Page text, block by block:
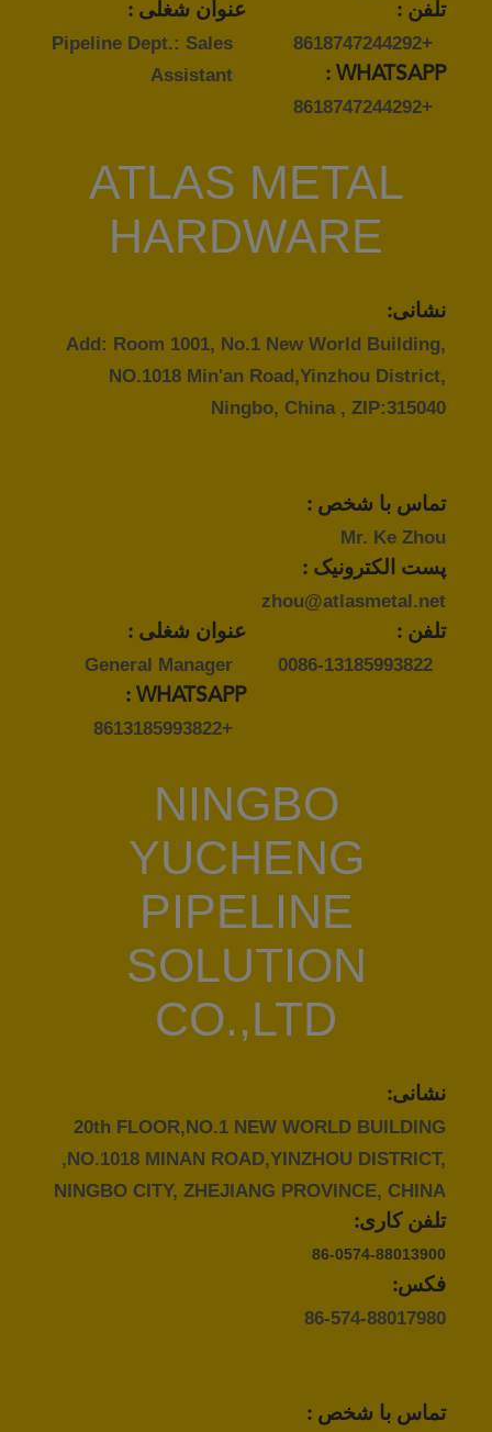
عنوان شغلی :
Pipeline Dept.: Sales
Assistant
تلفن :
+8618747244292
WHATSAPP :
+8618747244292
ATLAS METAL
HARDWARE
نشانی:
Add: Room 1001, No.1 New World Building,
NO.1018 Min'an Road,Yinzhou District,
Ningbo, China , ZIP:315040
تماس با شخص :
Mr. Ke Zhou
پست الکترونیک :
zhou@atlasmetal.net
عنوان شغلی :
General Manager
تلفن :
0086-13185993822
WHATSAPP :
+8613185993822
NINGBO
YUCHENG
PIPELINE
SOLUTION
CO.,LTD
نشانی:
20th FLOOR,NO.1 NEW WORLD BUILDING
,NO.1018 MINAN ROAD,YINZHOU DISTRICT,
NINGBO CITY, ZHEJIANG PROVINCE, CHINA
تلفن کاری:
86-0574-88013900
فکس:
86-574-88017980
تماس با شخص :